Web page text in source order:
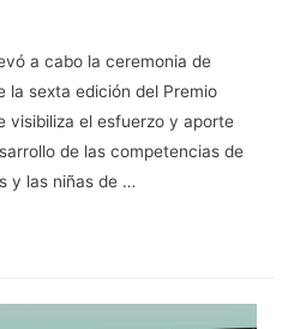
a cabo la ceremonia de
la sexta edición del Premio
visibiliza el esfuerzo y aporte
de las competencias de
y las niñas de …